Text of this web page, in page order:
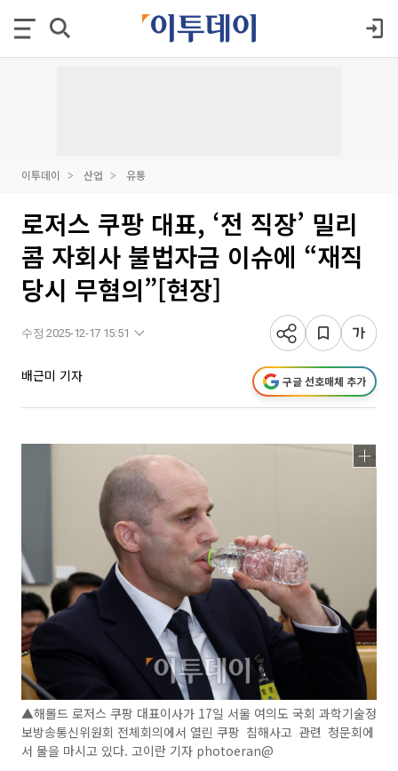
이투데이 산업 유통
로저스 쿠팡 대표, ‘전 직장’ 밀리
콤 자회사 불법자금 이슈에 “재직
당시 무혐의”[현장]
수정 2025-12-17 15:51
배근미 기자 구글 선호매체 추가
▲해롤드 로저스 쿠팡 대표이사가 17일 서울 여의도 국회 과학기술정
보방송통신위원회 전체회의에서 열린 쿠팡 침해사고 관련 청문회에
서 물을 마시고 있다. 고이란 기자 photoeran@